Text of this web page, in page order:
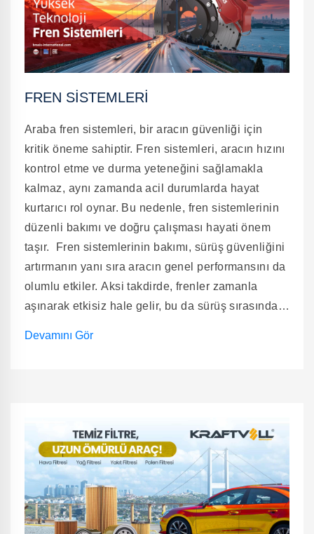
sürtünerek ses çıkarabilir. Kaliteli silecekler ise
sessiz çalışır, böylece sürüş sırasında dikkat
dağılmasını önler. 4- Her koşulda etkili
performans: Kaliteli silecekler sadece yağmurlu
havalarda değil, aynı zamanda kar, buzlanma ve
temizlik sağlar. Farklı iklim koşullarına dayanıklı
silecekler, her türlü hava şartında güvenli bir sürüş
imkânı sunar. Sonuç olarak, kaliteli bir araç
sileceği, sürüş güvenliği açısından vazgeçilmez
bir parçadır. Sürücülerin daha güvenli ve konforlu
bir sürüş deneyimi yaşaması için sileceklerin
düzenli olarak kontrol edilmesi ve gerektiğinde
kaliteli bir modelle değiştirilmesi önemlidir.
FREN SISTEMLERI
Araba fren sistemleri, bir aracın güvenliği için
kritik öneme sahiptir. Fren sistemleri, aracın hızını
kontrol etme ve durma yeteneğini sağlamakla
kalmaz, aynı zamanda acil durumlarda hayat
kurtarıcı rol oynar. Bu nedenle, fren sistemlerinin
düzenli bakımı ve doğru çalışması hayati önem
taşır. Fren sistemlerinin bakımı, sürüş güvenliğini
artırmanın yanı sıra aracın genel performansını da
olumlu etkiler. Aksi takdirde, frenler zamanla
aşınarak etkisiz hale gelir, bu da sürüş sırasında
değiştirilmesi ve fren hortumlarının gözden
geçirilmesi. Bu işlemler, düzenli aralıklarla
yapılmalı ve aracın marka ve modeline göre
farklılık gösterebilir. Sonuç olarak, fren
sistemlerinin düzenli bakımı, aracın güvenliğini ve
Devamını Gör